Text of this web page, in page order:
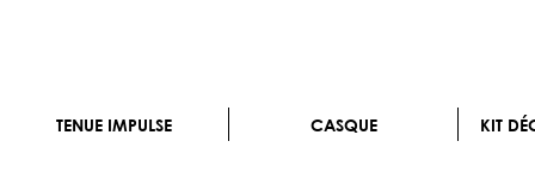
TENUE IMPULSE CASQUE KIT